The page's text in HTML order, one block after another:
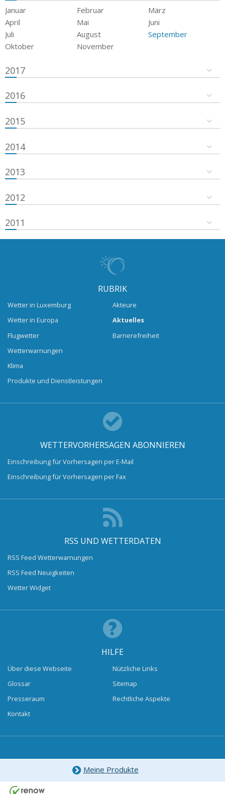
Januar Februar
März
April
Mai
Juni
Juli
August
September
Oktober
November
2017
2016
2015
2014
2013
2012
2011
RUBRIK
Wetter in Luxemburg
Wetter in Europa
Flugwetter
Wetterwarnungen
Klima
Produkte und Dienstleistungen
Akteure
Aktuelles
Barrierefreiheit
WETTERVORHERSAGEN ABONNIEREN
Einschreibung für Vorhersagen per E-Mail
Einschreibung für Vorhersagen per Fax
RSS UND WETTERDATEN
RSS Feed Wetterwarnungen
RSS Feed Neuigkeiten
Wetter Widget
HILFE
Über diese Webseite
Glossar
Presseraum
Kontakt
Nützliche Links
Sitemap
Rechtliche Aspekte
Meine Produkte